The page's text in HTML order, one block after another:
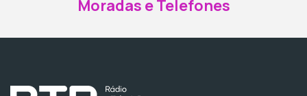
Moradas e Telefones